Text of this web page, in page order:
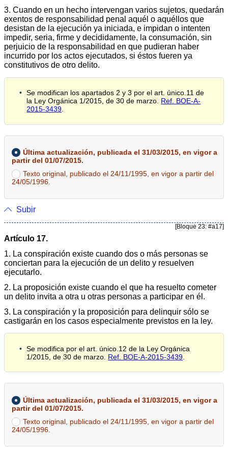
3. Cuando en un hecho intervengan varios sujetos, quedarán
exentos de responsabilidad penal aquél o aquéllos que
desistan de la ejecución ya iniciada, e impidan o intenten
impedir, seria, firme y decididamente, la consumación, sin
perjuicio de la responsabilidad en que pudieran haber
incurrido por los actos ejecutados, si éstos fueren ya
constitutivos de otro delito.
Se modifican los apartados 2 y 3 por el art. único.11 de
la Ley Orgánica 1/2015, de 30 de marzo. Ref. BOE-A-
2015-3439
Última actualización, publicada el 31/03/2015, en vigor a
partir del 01/07/2015.
Texto original, publicado el 24/11/1995, en vigor a partir del
24/05/1996.
Subir
[Bloque 23: #a17]
Artículo 17.
1. La conspiración existe cuando dos o más personas se
conciertan para la ejecución de un delito y resuelven
ejecutarlo.
2. La proposición existe cuando el que ha resuelto cometer
un delito invita a otra u otras personas a participar en él.
3. La conspiración y la proposición para delinquir sólo se
castigarán en los casos especialmente previstos en la ley.
Se modifica por el art. único.12 de la Ley Orgánica
1/2015, de 30 de marzo. Ref. BOE-A-2015-3439
Última actualización, publicada el 31/03/2015, en vigor a
partir del 01/07/2015.
Texto original, publicado el 24/11/1995, en vigor a partir del
24/05/1996.